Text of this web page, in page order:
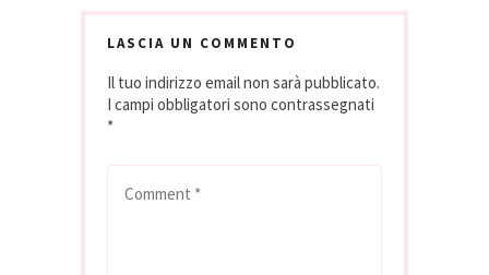
tra i pregiati vigneti
Cantine
Mezzacorona ad
Acate, in Sicilia.…
LASCIA UN COMMENTO
Il tuo indirizzo email non sarà pubblicato.
I campi obbligatori sono contrassegnati
*